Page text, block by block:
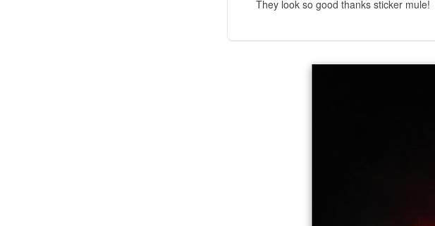
They look so good thanks sticker mule!